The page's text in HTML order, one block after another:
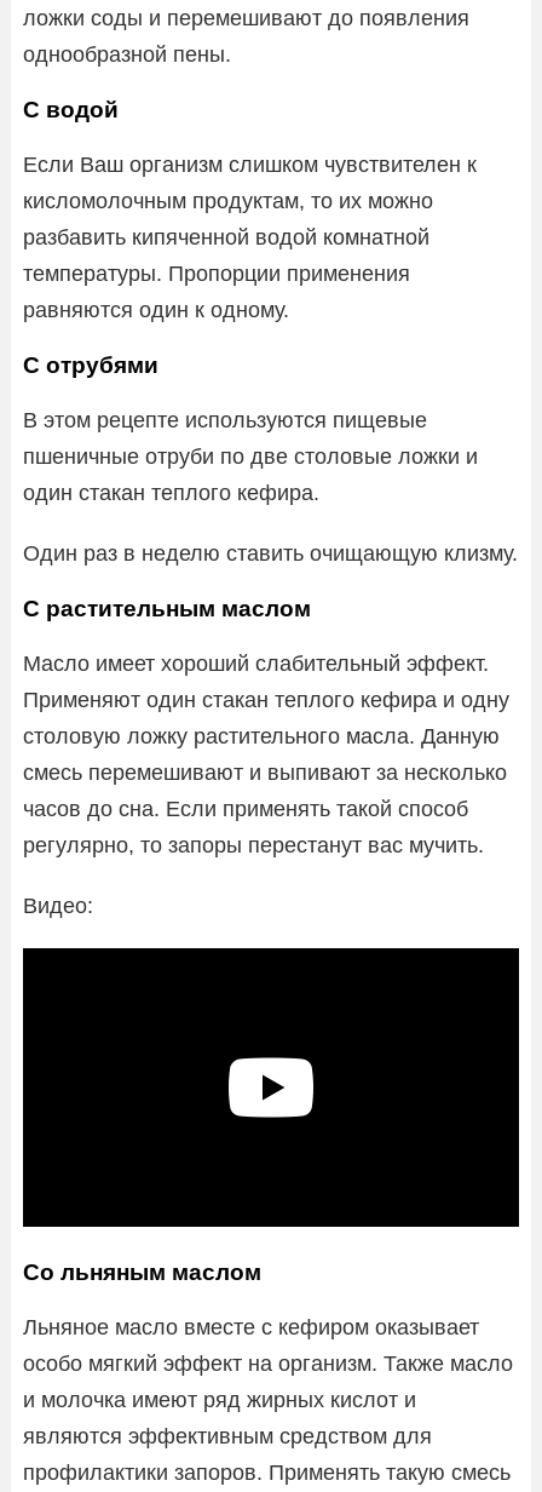
ложки соды и перемешивают до появления
однообразной пены.
С водой
Если Ваш организм слишком чувствителен к
кисломолочным продуктам, то их можно
разбавить кипяченной водой комнатной
температуры. Пропорции применения
равняются один к одному.
С отрубями
В этом рецепте используются пищевые
пшеничные отруби по две столовые ложки и
один стакан теплого кефира.
Один раз в неделю ставить очищающую клизму.
С растительным маслом
Масло имеет хороший слабительный эффект.
Применяют один стакан теплого кефира и одну
столовую ложку растительного масла. Данную
смесь перемешивают и выпивают за несколько
часов до сна. Если применять такой способ
регулярно, то запоры перестанут вас мучить.
Видео:
Со льняным маслом
Льняное масло вместе с кефиром оказывает
особо мягкий эффект на организм. Также масло
и молочка имеют ряд жирных кислот и
являются эффективным средством для
профилактики запоров. Применять такую смесь